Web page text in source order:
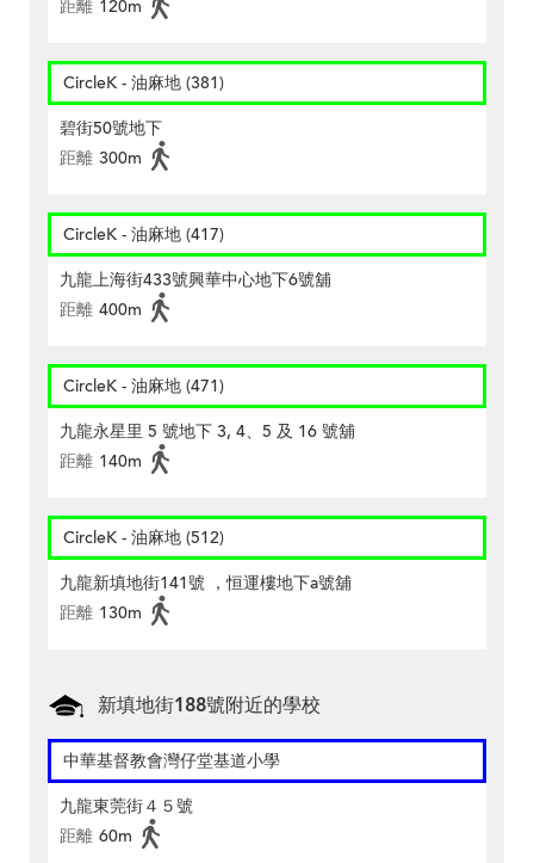
距離 120m
CircleK - 油麻地 (381)
碧街50號地下
距離 300m
CircleK - 油麻地 (417)
九龍上海街433號興華中心地下6號舖
距離 400m
CircleK - 油麻地 (471)
九龍永星里 5 號地下 3, 4、5 及 16 號舖
距離 140m
CircleK - 油麻地 (512)
九龍新填地街141號 ，恒運樓地下a號舖
距離 130m
新填地街188號附近的學校
中華基督教會灣仔堂基道小學
九龍東莞街４５號
距離 60m